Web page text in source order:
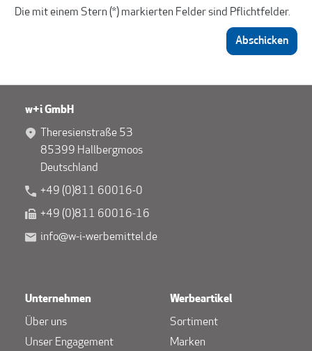
Die mit einem Stern (*) markierten Felder sind Pflichtfelder.
Abschicken
w+i GmbH
Theresienstraße 53
85399 Hallbergmoos
Deutschland
+49 (0)811 60016-0
+49 (0)811 60016-16
info@w-i-werbemittel.de
Unternehmen
Über uns
Unser Engagement
Werbeartikel
Sortiment
Marken